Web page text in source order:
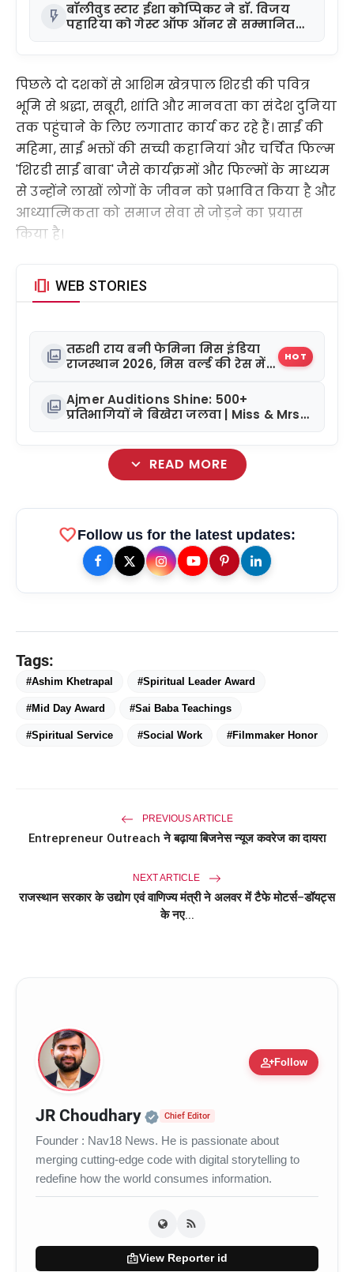
flash_on बॉलीवुड स्टार ईशा कोप्पिकर ने डॉ. विजय
पहारिया को गेस्ट ऑफ ऑनर से सम्मानित
पिछले दो दशकों से आशिम खेत्रपाल शिरडी की पवित्र
भूमि से श्रद्धा, सबूरी, शांति और मानवता का संदेश दुनिया
तक पहुंचाने के लिए लगातार कार्य कर रहे हैं। साईं की
महिमा, साईं भक्तों की सच्ची कहानियां और चर्चित फिल्म
'शिरडी साईं बाबा' जैसे कार्यक्रमों और फिल्मों के माध्यम
से उन्होंने लाखों लोगों के जीवन को प्रभावित किया है और
आध्यात्मिकता को समाज सेवा से जोड़ने का प्रयास
किया है।
amp_stories WEB STORIES
photo_library तरुशी राय बनी फेमिना मिस इंडिया
राजस्थान 2026, मिस वर्ल्ड की रेस में
HOT
photo_library Ajmer Auditions Shine: 500+
प्रतिभागियों ने बिखेरा जलवा | Miss & Mrs
expand_more READ MORE
favoriteFollow us for the latest updates:
Tags:
#Ashim Khetrapal #Spiritual Leader Award
#Mid Day Award #Sai Baba Teachings
#Spiritual Service #Social Work #Filmmaker Honor
PREVIOUS ARTICLE
Entrepreneur Outreach ने बढ़ाया बिजनेस न्यूज कवरेज का दायरा
NEXT ARTICLE
राजस्थान सरकार के उद्योग एवं वाणिज्य मंत्री ने अलवर में टैफे मोटर्स–डॉयट्स
के नए...
person_addFollow
JR Choudhary Official | Verified Expert
Chief Editor
Founder : Nav18 News. He is passionate about
merging cutting-edge code with digital storytelling to
redefine how the world consumes information.
badgeView Reporter id